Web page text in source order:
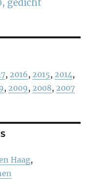
gedicht
, 2016, 2015, 2014,
, 2009, 2008, 2007
Haag,